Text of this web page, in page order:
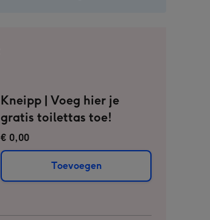
Kneipp | Voeg hier je
gratis toilettas toe!
€ 0,00
Toevoegen